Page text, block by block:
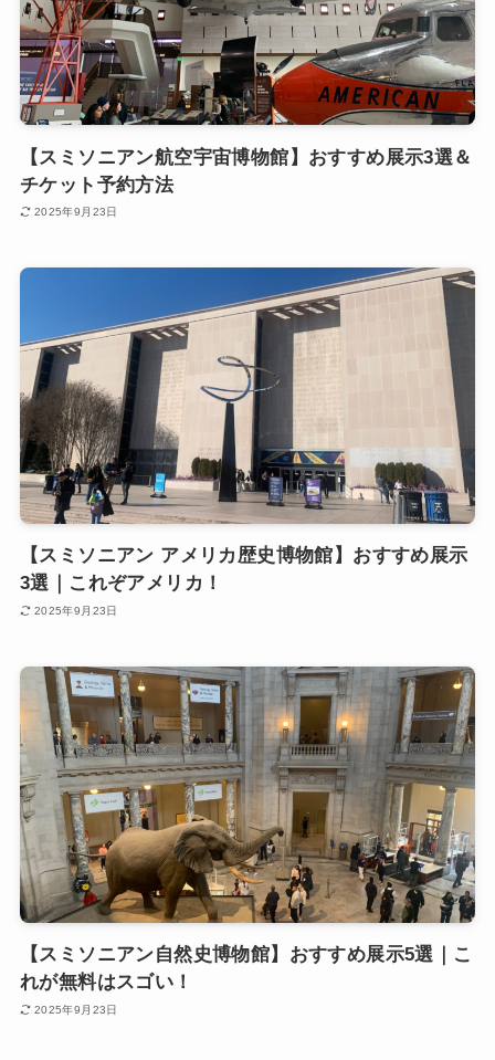
【スミソニアン航空宇宙博物館】おすすめ展示3選＆
チケット予約方法
2025年9月23日
【スミソニアン アメリカ歴史博物館】おすすめ展示
3選｜これぞアメリカ！
2025年9月23日
【スミソニアン自然史博物館】おすすめ展示5選｜こ
れが無料はスゴい！
2025年9月23日